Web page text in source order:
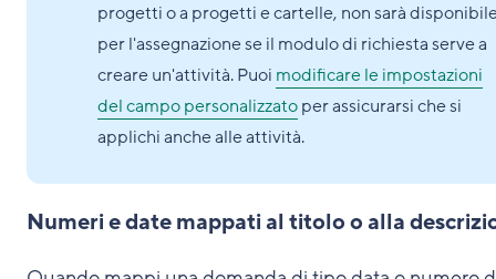
progetti o a progetti e cartelle, non sarà
per l'assegnazione se il modulo di richiesta serve a
creare un'attività. Puoi modificare le impostazioni
del campo personalizzatoper assicurarsi che si
applichi anche alle attività.
Numeri e date mappati al titolo o alla